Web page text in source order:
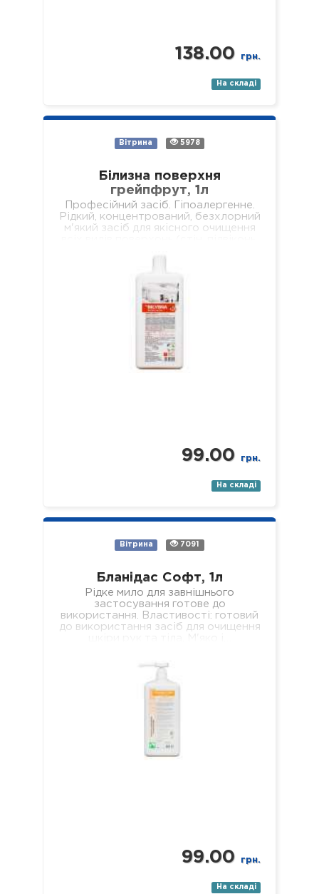
138.00 грн.
На складі
Вітрина 5978
Білизна поверхня
грейпфрут, 1л
Професійний засіб. Гіпоалергенне.
Рідкий, концентрований, безхлорний
м'який засіб для якісного очищення
99.00 грн.
На складі
Вітрина 7091
Бланідас Софт, 1л
Рідке мило для завнішнього
застосування готове до
використання. Властивості: готовий
до використання засіб для очищення
99.00 грн.
На складі